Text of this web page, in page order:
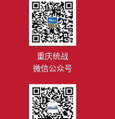
重庆统战
微信公众号